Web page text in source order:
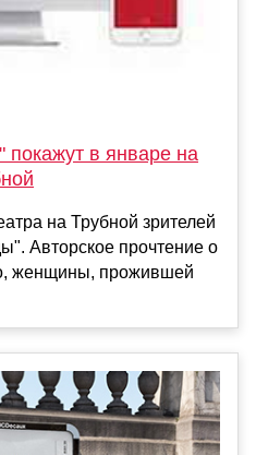
в январе на
на Трубной зрителей
Авторское прочтение о
женщины, прожившей